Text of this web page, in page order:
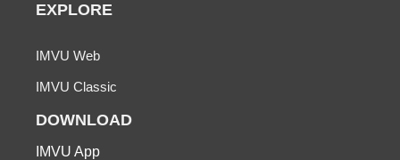
EXPLORE
IMVU Web
IMVU Classic
DOWNLOAD
IMVU App